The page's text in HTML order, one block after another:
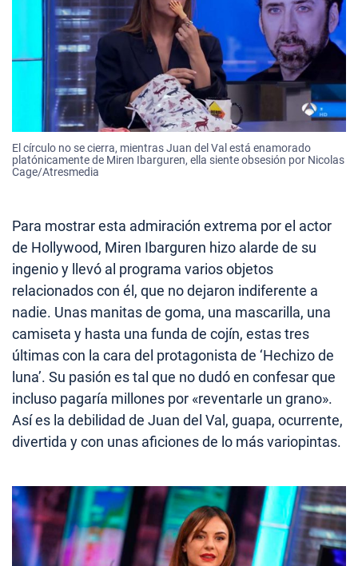
El círculo no se cierra, mientras Juan del Val está enamorado
platónicamente de Miren Ibarguren, ella siente obsesión por Nicolas
Cage/Atresmedia
Para mostrar esta admiración extrema por el actor
de Hollywood, Miren Ibarguren hizo alarde de su
ingenio y llevó al programa varios objetos
relacionados con él, que no dejaron indiferente a
nadie. Unas manitas de goma, una mascarilla, una
camiseta y hasta una funda de cojín, estas tres
últimas con la cara del protagonista de ‘Hechizo de
luna’. Su pasión es tal que no dudó en confesar que
incluso pagaría millones por «reventarle un grano».
Así es la debilidad de Juan del Val, guapa, ocurrente,
divertida y con unas aficiones de lo más variopintas.